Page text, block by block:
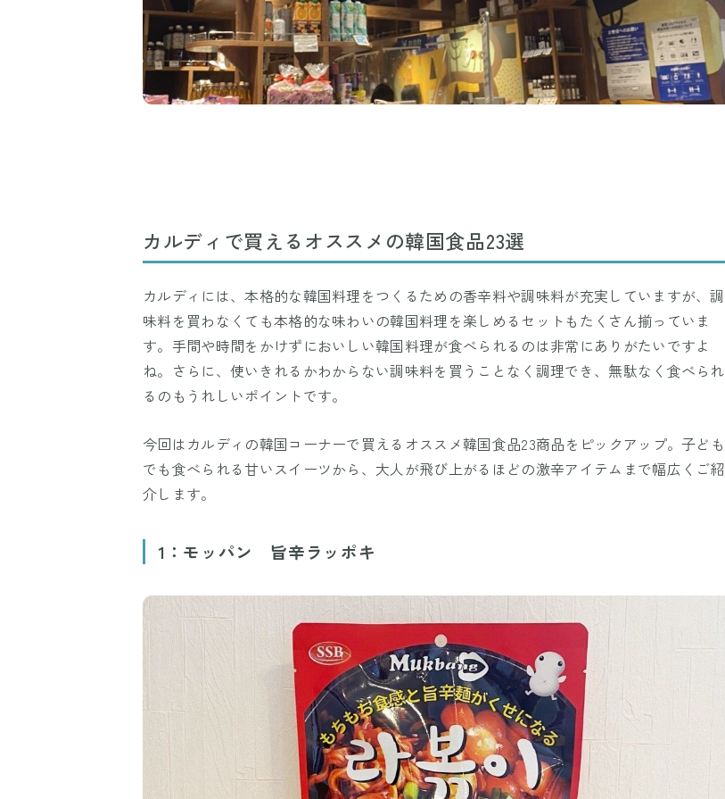
カルディで買えるオススメの韓国食品23選
カルディには、本格的な韓国料理をつくるための香辛料や調味料が充実していますが、調
味料を買わなくても本格的な味わいの韓国料理を楽しめるセットもたくさん揃っていま
す。手間や時間をかけずにおいしい韓国料理が食べられるのは非常にありがたいですよ
ね。さらに、使いきれるかわからない調味料を買うことなく調理でき、無駄なく食べられ
るのもうれしいポイントです。
今回はカルディの韓国コーナーで買えるオススメ韓国食品23商品をピックアップ。子ども
でも食べられる甘いスイーツから、大人が飛び上がるほどの激辛アイテムまで幅広くご紹
介します。
1：モッパン 旨辛ラッポキ